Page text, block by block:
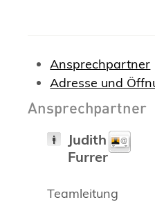
Ansprechpartner
Adresse und
Ansprechpartner
Judith
Furrer
Teamleitung